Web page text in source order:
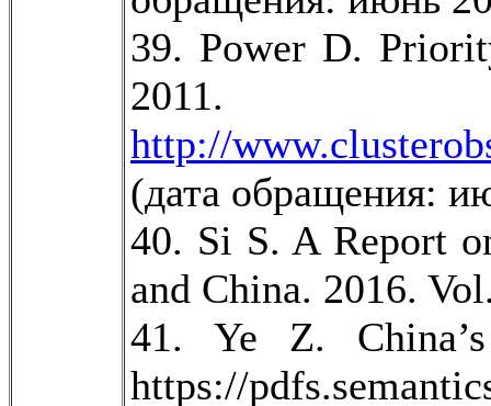
39. Power D.
http://
(дата обращения:
40. Si S. A Report
and China. 2016.
41. Ye Z.
https://